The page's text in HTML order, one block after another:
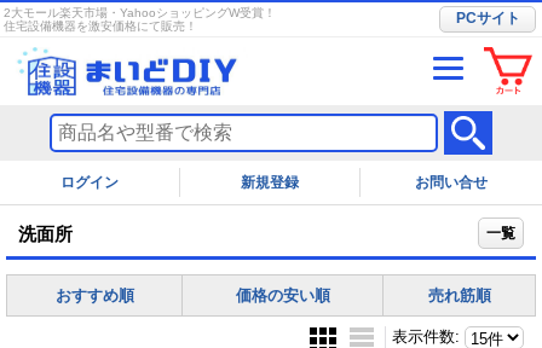
2大モール楽天市場・YahooショッピングW受賞！
住宅設備機器を激安価格にて販売！
PCサイト
ログイン お問い合せ
洗面所 一覧
おすすめ順 価格の安い順 売れ筋順
表示件数: